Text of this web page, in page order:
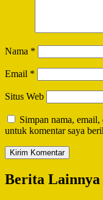
Nama *
Email *
Situs Web
Simpan nama,
untuk komentar saya
Berita Lainnya